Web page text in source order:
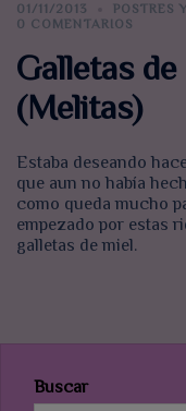
01/11/2013
POSTRES
0 COMENTARIOS
Galletas
(Melitas)
Estaba deseando
que aun no había
como queda mucho
empezado por estas
galletas de miel.
Buscar